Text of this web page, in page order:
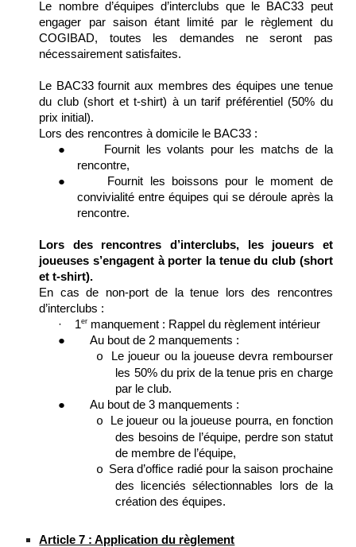
Le nombre d’équipes d’interclubs que le BAC33 peut
engager par saison étant limité par le règlement du
COGIBAD, toutes les demandes ne seront pas
nécessairement satisfaites.
Le BAC33 fournit aux membres des équipes une tenue
du club (short et t-shirt) à un tarif préférentiel (50% du
prix initial).
Lors des rencontres à domicile le BAC33 :
●
Fournit les volants pour les matchs de la
rencontre,
●
Fournit les boissons pour le moment de
convivialité entre équipes qui se déroule après la
rencontre.
Lors des rencontres d’interclubs, les joueurs et
joueuses s’engagent à porter la tenue du club (short
et t-shirt).
En cas de non-port de la tenue lors des rencontres
d’interclubs :
·
1er manquement : Rappel du règlement intérieur
●
Au bout de 2 manquements :
o
Le joueur ou la joueuse devra rembourser
les 50% du prix de la tenue pris en charge
par le club.
●
Au bout de 3 manquements :
o
Le joueur ou la joueuse pourra, en fonction
des besoins de l’équipe, perdre son statut
de membre de l’équipe,
o Sera d’office radié pour la saison prochaine
des licenciés sélectionnables lors de la
création des équipes.
Article 7 : Application du règlement